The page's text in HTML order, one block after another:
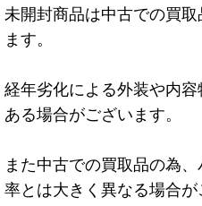
未開封商品は中古での買
ます。
経年劣化による外装や内
ある場合がございます。
また中古での買取品の為
率とは大きく異なる場合が